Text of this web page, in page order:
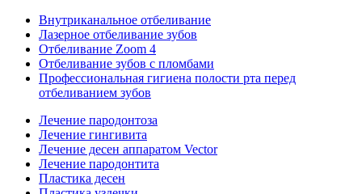
Внутриканальное отбеливание
Лазерное отбеливание зубов
Отбеливание Zoom 4
Отбеливание зубов с пломбами
Профессиональная гигиена полости рта перед
отбеливанием зубов
Лечение пародонтоза
Лечение гингивита
Лечение десен аппаратом Vector
Лечение пародонтита
Пластика десен